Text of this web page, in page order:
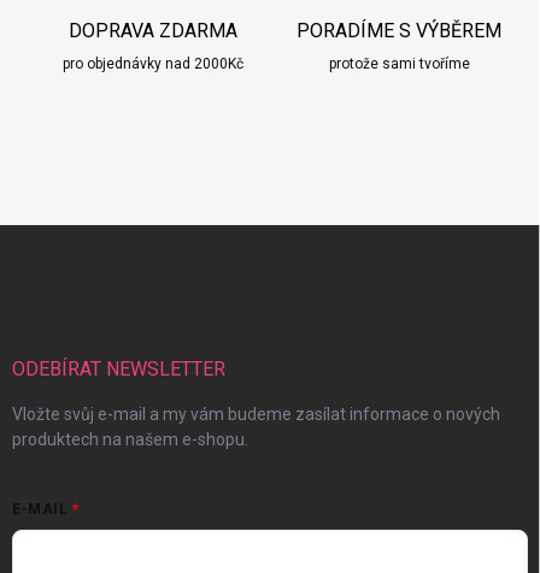
DOPRAVA ZDARMA
pro objednávky nad 2000Kč
PORADÍME S VÝBĚREM
protože sami tvoříme
ODEBÍRAT NEWSLETTER
Vložte svůj e-mail a my vám budeme zasílat informace o nových
produktech na našem e-shopu.
E-MAIL